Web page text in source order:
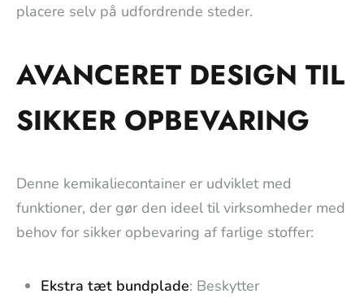
placere selv på udfordrende steder.
AVANCERET DESIGN TIL
SIKKER OPBEVARING
Denne kemikaliecontainer er udviklet med
funktioner, der gør den ideel til virksomheder med
behov for sikker opbevaring af farlige stoffer:
Ekstra tæt bundplade: Beskytter